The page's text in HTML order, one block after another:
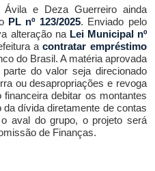
e Deza Guerreiro ainda
PL nº 123/2025. Enviado pelo
alteração na Lei Municipal nº
acontratar empréstimo
do Brasil. A matéria aprovada
do valor seja direcionado
ou desapropriações e revoga
debitar os montantes
da dívidadiretamente de contas
aval do grupo, oprojeto será
de Finanças.